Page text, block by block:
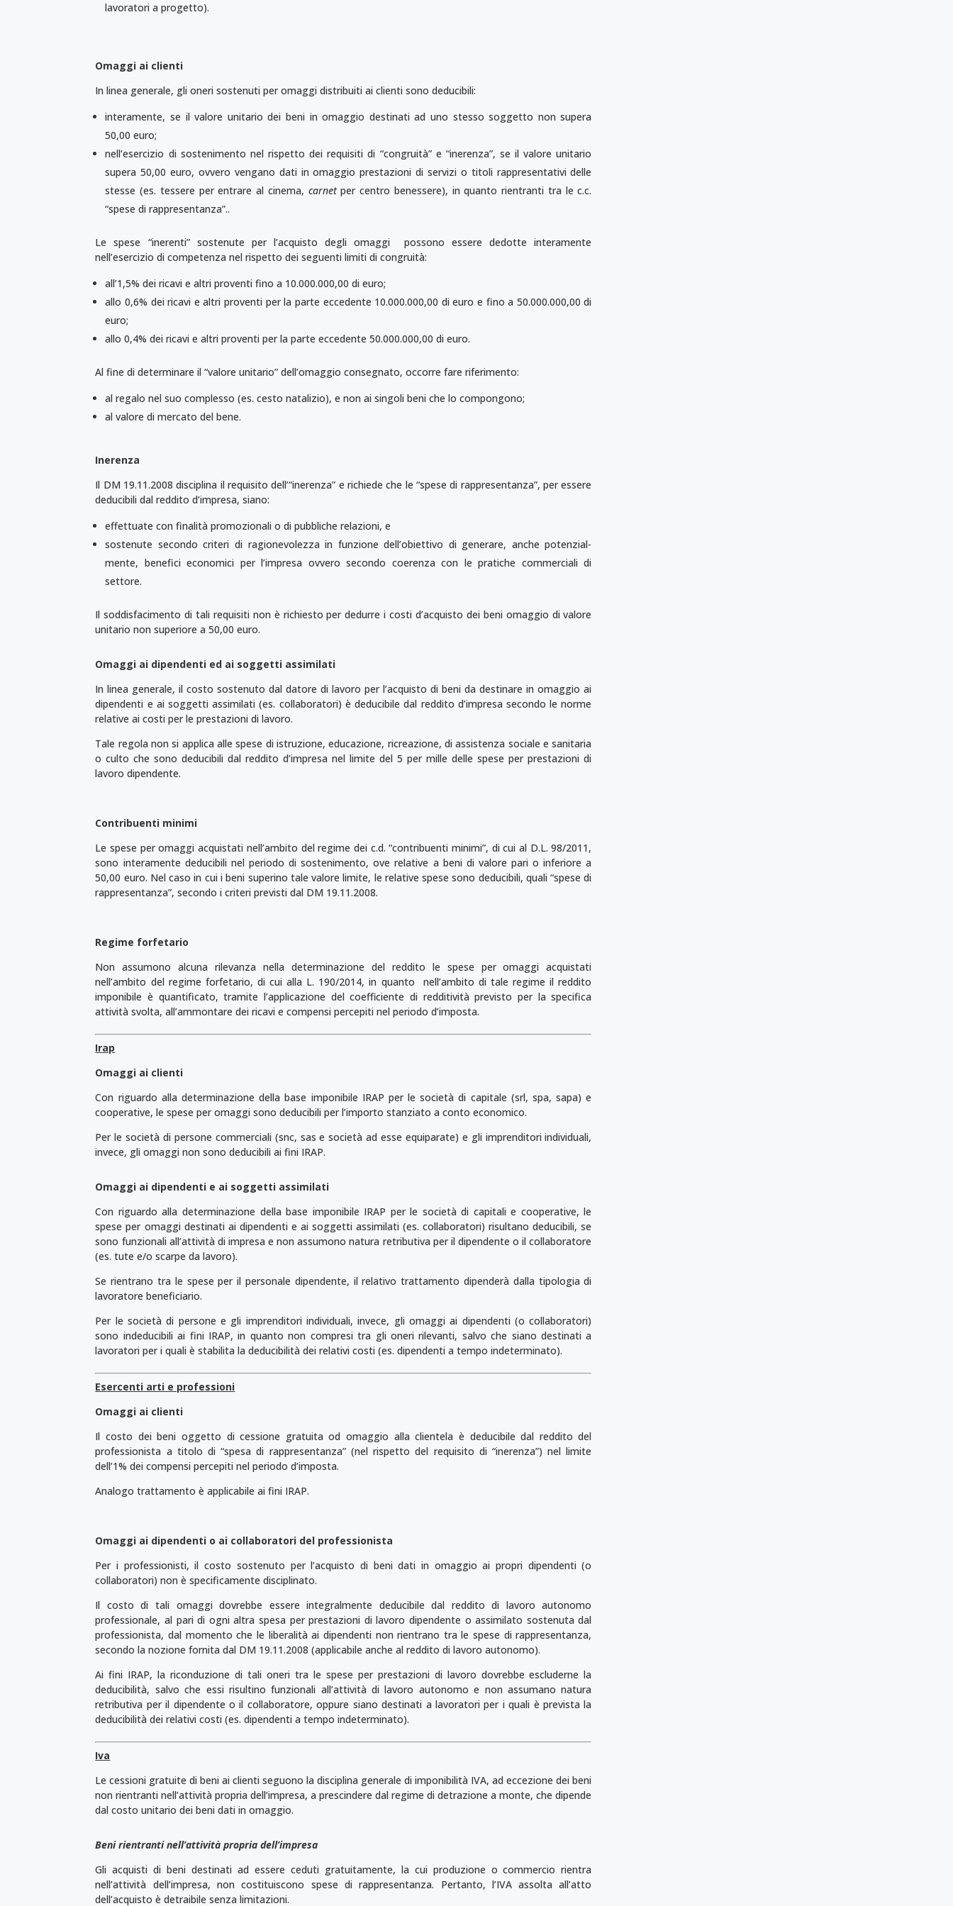
lavoratori a progetto).
Omaggi ai clienti
In linea generale, gli oneri sostenuti per omaggi distribuiti ai clienti sono deducibili:
interamente, se il valore unitario dei beni in omaggio destinati ad uno stesso soggetto non supera
50,00 euro;
nell’esercizio di sostenimento nel rispetto dei requisiti di “congruità” e “inerenza”, se il valore unitario
supera 50,00 euro, ovvero vengano dati in omaggio prestazioni di servizi o titoli rappresentativi delle
stesse (es. tessere per entrare al cinema, carnetper centro benessere), in quanto rientranti tra le c.c.
“spese di rappresentanza”..
Le spese “inerenti” sostenute per l’acqui­sto degli omaggi possono essere dedotte interamente
nell’esercizio di competenza nel rispetto dei seguenti limiti di congruità:
all’1,5% dei ricavi e altri proventi fino a 10.000.000,00 di euro;
allo 0,6% dei ricavi e altri proventi per la parte eccedente 10.000.000,00 di euro e fino a 50.000.000,00 di
euro;
allo 0,4% dei ricavi e altri proventi per la parte eccedente 50.000.000,00 di euro.
Al fine di determinare il “valore unitario” dell’omaggio consegnato, occorre fare riferimento:
al regalo nel suo complesso (es. cesto natalizio), e non ai singoli beni che lo compongono;
al valore di mercato del bene.
Inerenza
Il DM 19.11.2008 disciplina il requisito dell’“inerenza” e richiede che le “spese di rappresentanza”, per essere
de­ducibili dal reddito d’impresa, siano:
effettuate con finalità promozionali o di pubbliche relazioni, e
sostenute secondo criteri di ragionevolezza in funzione dell’obiettivo di generare, anche potenzial­
mente, benefici economici per l’impresa ovvero secondo coerenza con le pratiche commerciali di
settore.
Il soddisfacimento di tali requisiti non è richiesto per dedurre i costi d’acqui­sto dei beni omaggio di valore
unitario non superiore a 50,00 euro.
Omaggi ai dipendenti ed ai soggetti assimilati
In linea generale, il costo sostenuto dal datore di lavoro per l’acquisto di beni da destinare in omaggio ai
dipendenti e ai soggetti assimilati (es. collaboratori) è deducibile dal reddito d’impresa secondo le norme
relative ai costi per le prestazioni di lavoro.
Tale regola non si applica alle spese di istruzione, educazione, ricreazione, di assistenza sociale e sanitaria
o culto che sono deducibili dal reddito d’impresa nel limite del 5 per mille delle spese per prestazioni di
lavoro dipendente.
Contribuenti minimi
Le spese per omaggi acquistati nell’ambito del regime dei c.d. “contribuenti minimi”, di cui al D.L. 98/2011,
sono interamente deducibili nel periodo di sostenimento, ove relative a beni di valore pari o inferiore a
50,00 euro. Nel caso in cui i beni superino tale valore limite, le relative spese sono deducibili, quali “spese di
rappresentanza”, secondo i criteri previsti dal DM 19.11.2008.
Regime forfetario
Non assumono alcuna rilevanza nella determinazione del reddito le spese per omaggi acquistati
nell’ambito del regime forfetario, di cui alla L. 190/2014, in quanto nell’ambito di tale regime il reddito
imponibile è quantificato, tramite l’applicazione del coefficiente di redditività previsto per la specifica
attività svolta, all’ammontare dei ricavi e compensi percepiti nel periodo d’imposta.
Irap
Omaggi ai clienti
Con riguardo alla determinazione della base imponibile IRAP per le società di capitale (srl, spa, sapa) e
cooperative, le spese per omaggi sono deducibili per l’importo stanziato a conto economico.
Per le società di persone commerciali (snc, sas e società ad esse equiparate) e gli imprenditori individuali,
invece, gli omaggi non sono deducibili ai fini IRAP.
Omaggi ai dipendenti e ai soggetti assimilati
Con riguardo alla determinazione della base imponibile IRAP per le società di capitali e cooperative, le
spese per omaggi destinati ai dipendenti e ai soggetti assimilati (es. collaboratori) risultano deducibili, se
sono funzionali all’attività di impresa e non assumono natura retributiva per il dipendente o il collaboratore
(es. tute e/o scarpe da lavoro).
Se rientrano tra le spese per il personale dipendente, il relativo trattamento dipenderà dalla tipologia di
lavoratore beneficiario.
Per le società di persone e gli imprenditori individuali, invece, gli omaggi ai dipendenti (o collaboratori)
sono indeducibili ai fini IRAP, in quanto non compresi tra gli oneri rilevanti, salvo che siano destinati a
lavoratori per i quali è stabilita la deducibilità dei relativi costi (es. dipendenti a tempo indeterminato).
Esercenti arti e professioni
Omaggi ai clienti
Il costo dei beni oggetto di cessione gratuita od omaggio alla clientela è deducibile dal reddito del
professionista a titolo di “spesa di rappresentanza” (nel rispetto del requisito di “inerenza”) nel limite
dell’1% dei compensi percepiti nel periodo d’imposta.
Analogo trattamento è applicabile ai fini IRAP.
Omaggi ai dipendenti o ai collaboratori del professionista
Per i professionisti, il costo sostenuto per l’acquisto di beni dati in omaggio ai propri dipendenti (o
collaboratori) non è specificamente disciplinato.
Il costo di tali omaggi dovrebbe essere integralmente deducibile dal reddito di lavoro autonomo
professionale, al pari di ogni altra spesa per prestazioni di lavoro dipendente o assimilato sostenuta dal
professionista, dal momento che le liberalità ai dipendenti non rientrano tra le spese di rappresentanza,
secondo la nozione fornita dal DM 19.11.2008 (applicabile anche al reddito di lavoro autonomo).
Ai fini IRAP, la riconduzione di tali oneri tra le spese per prestazioni di lavoro dovrebbe escluderne la
deducibilità, salvo che essi risultino funzionali all’attività di lavoro autonomo e non assumano natura
retributiva per il dipendente o il collaboratore, oppure siano destinati a lavoratori per i quali è prevista la
deducibilità dei relativi costi (es. dipendenti a tempo indeterminato).
Iva
Le cessioni gratuite di beni ai clienti seguono la disciplina generale di imponibilità IVA, ad ecce­zione dei beni
non rientranti nell’attività propria dell’impresa, a prescindere dal regime di detrazione a monte, che dipende
dal costo unitario dei beni dati in omaggio.
Benirientranti nell’attività propria dell’impresa
Gli acquisti di beni destinati ad essere ceduti gratuitamente, la cui produzione o commercio rientra
nell’attività dell’impresa, non costituiscono spese di rappresentanza. Pertanto, l’IVA assolta all’atto
dell’acquisto è detraibile senza limitazioni.